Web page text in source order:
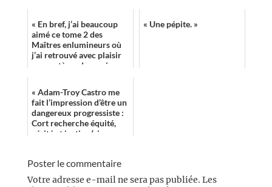
« En bref, j’ai beaucoup
aimé ce tome 2 des
Maîtres enlumineurs où
j’ai retrouvé avec plaisir
son système de magie
« Une pépite. »
« Adam-Troy Castro me
fait l’impression d’être un
dangereux progressiste :
Cort recherche équité,
vérité et justice (rien que
Poster le commentaire
Votre adresse e-mail ne sera pas publiée. Les